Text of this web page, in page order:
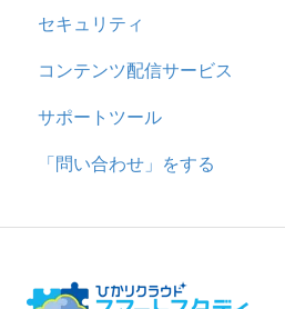
用語の定義
企業について
統合ユーザーについて
サービスについて
セキュリティ
シングルサインオン設定
証明書認証
MFA(多要素認証)
コンテンツ配信サービス
サポートツール
基本操作
問題登録用ファイルに戻す
「問い合わせ」をする